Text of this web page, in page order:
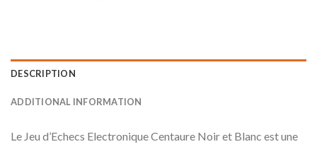
DESCRIPTION
ADDITIONAL INFORMATION
Le Jeu d’Echecs Electronique Centaure Noir et Blanc est une